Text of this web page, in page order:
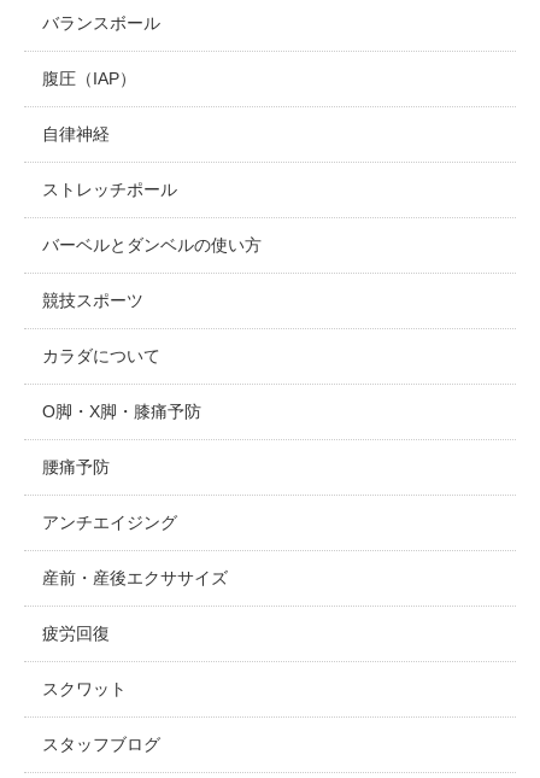
バランスボール
腹圧（IAP）
自律神経
ストレッチポール
バーベルとダンベルの使い方
競技スポーツ
カラダについて
O脚・X脚・膝痛予防
腰痛予防
アンチエイジング
産前・産後エクササイズ
疲労回復
スクワット
スタッフブログ